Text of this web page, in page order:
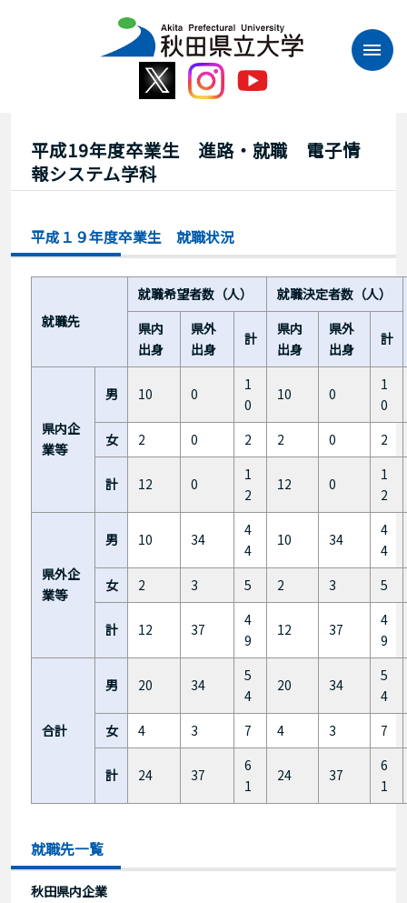
平成19年度卒業生 進路・就職 電子情
報システム学科
平成１９年度卒業生 就職状況
就職先
就職希望者数（人）
就職決定者数（人）
県内
出身
県外
出身
計
県内
出身
県外
出身
計
県内企
業等
男 10 0
1
0
10 0
1
0
女
2 0 2 2 0 2
計 12 0
1
2
12 0
1
2
県外企
業等
男 10 34
4
4
10 34
4
4
女
2 3 5 2 3 5
計 12 37
4
9
12 37
4
9
合計
男 20 34
5
4
20 34
5
4
女
4 3 7 4 3 7
計 24 37
6
1
24 37
6
1
就職先一覧
秋田県内企業